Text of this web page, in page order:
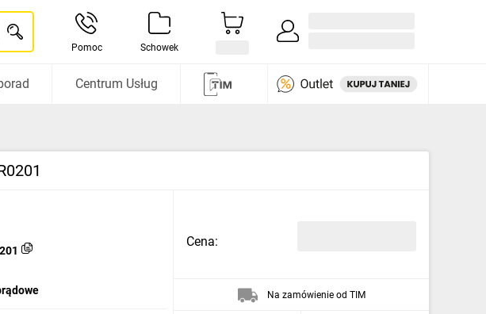
Pomoc Schowek
Centrum Usług
Cena:
Na zamówienie od TIM